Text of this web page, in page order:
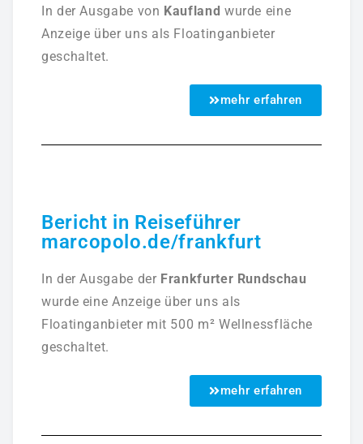
In der Ausgabe von Kaufland wurde eine
Anzeige über uns als Floatinganbieter
geschaltet.
mehr erfahren
Bericht in Reiseführer
marcopolo.de/frankfurt
In der Ausgabe der Frankfurter Rundschau
wurde eine Anzeige über uns als
Floatinganbieter mit 500 m² Wellnessfläche
geschaltet.
mehr erfahren